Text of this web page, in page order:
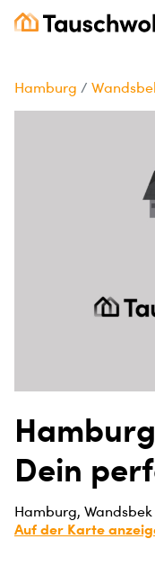
Hamburg /
Dein
Hamburg, Wandsbek
Auf der Karte